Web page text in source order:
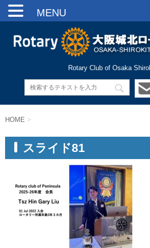
Rotary Club of Osaka
HOME >
スライド81
MENU